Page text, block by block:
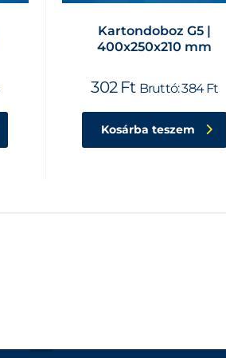
Kartondoboz G5 |
400x250x210 mm
302 Ft Bruttó:384Ft
Kosárba teszem